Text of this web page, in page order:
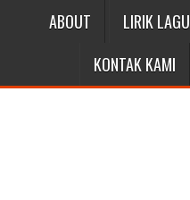
ABOUT LIRIK LAGU
KONTAK KAMI